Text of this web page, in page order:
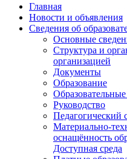
Главная
Новости и объявления
Сведения об
Основные
Структура и
организацией
Документы
Образование
Руководство
Педагогический
Материально-
оснащённость
Доступная среда